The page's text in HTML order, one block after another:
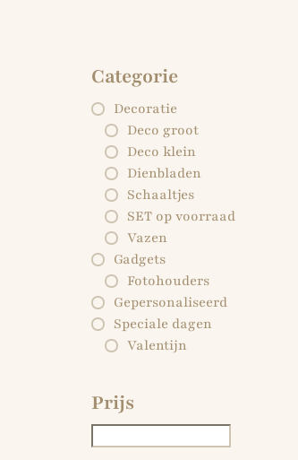
Categorie
Decoratie
Deco groot
Deco klein
Dienbladen
Schaaltjes
SET op voorraad
Vazen
Gadgets
Fotohouders
Gepersonaliseerd
Speciale dagen
Valentijn
Prijs